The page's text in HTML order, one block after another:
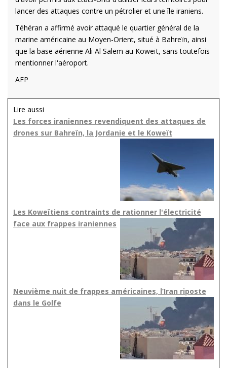
lancer des attaques contre un pétrolier et une île iraniens.
Téhéran a affirmé avoir attaqué le quartier général de la
marine américaine au Moyen-Orient, situé à Bahreïn, ainsi
que la base aérienne Ali Al Salem au Koweït, sans toutefois
mentionner l'aéroport.
AFP
Lire aussi
Les forces iraniennes revendiquent des attaques de
drones sur Bahreïn, la Jordanie et le Koweït
Les Koweïtiens contraints de rationner l'électricité
face aux frappes iraniennes
Neuvième nuit de frappes américaines, l’Iran riposte
dans le Golfe